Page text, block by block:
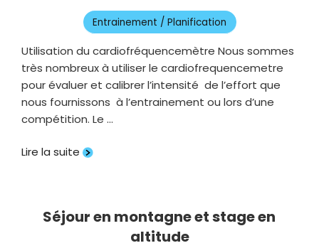
le
Entrainement / Planification
Utilisation du cardiofréquencemètre Nous sommes
très nombreux à utiliser le cardiofrequencemetre
pour évaluer et calibrer l’intensité de l’effort que
nous fournissons à l’entrainement ou lors d’une
compétition. Le …
Lire la suite
Séjour en montagne et stage en
altitude